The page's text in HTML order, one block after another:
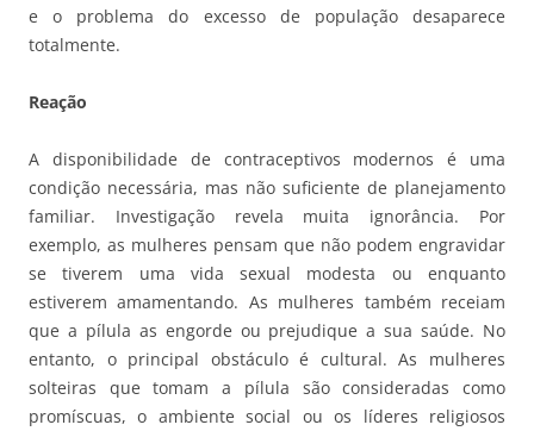
e o problema do excesso de população desaparece
totalmente.
Reação
A disponibilidade de contraceptivos modernos é uma
condição necessária, mas não suficiente de planejamento
familiar. Investigação revela muita ignorância. Por
exemplo, as mulheres pensam que não podem engravidar
se tiverem uma vida sexual modesta ou enquanto
estiverem amamentando. As mulheres também receiam
que a pílula as engorde ou prejudique a sua saúde. No
entanto, o principal obstáculo é cultural. As mulheres
solteiras que tomam a pílula são consideradas como
promíscuas, o ambiente social ou os líderes religiosos